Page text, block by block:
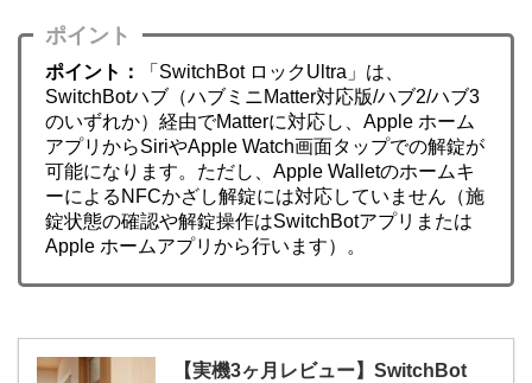
ポイント
ポイント：
「SwitchBot ロックUltra」は、
SwitchBotハブ（ハブミニMatter対応版/ハブ2/ハブ3
のいずれか）経由でMatterに対応し、Apple ホーム
アプリからSiriやApple Watch画面タップでの解錠が
可能になります。ただし、Apple Walletのホームキ
ーによるNFCかざし解錠には対応していません（施
錠状態の確認や解錠操作はSwitchBotアプリまたは
Apple ホームアプリから行います）。
【実機3ヶ月レビュー】SwitchBot